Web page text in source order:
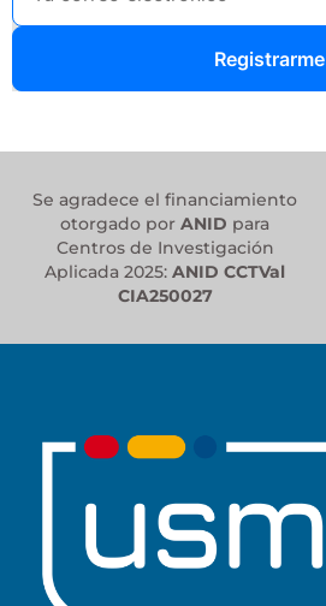
Registrarme
Se agradece el financiamiento
otorgado por ANID para
Centros de Investigación
Aplicada 2025: ANID CCTVal
CIA250027